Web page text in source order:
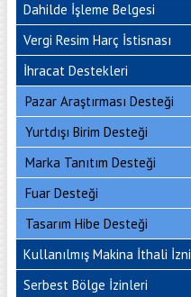
Dahilde İşleme Belgesi
Vergi Resim Harç İstisnası
İhracat Destekleri
Pazar Araştırması Desteği
Yurtdışı Birim Desteği
Marka Tanıtım Desteği
Fuar Desteği
Tasarım Hibe Desteği
Kullanılmış Makina İthali İzni
Serbest Bölge İzinleri